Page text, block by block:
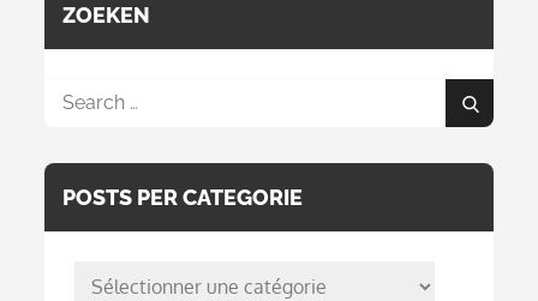
ZOEKEN
Search
Search
POSTS PER CATEGORIE
posts